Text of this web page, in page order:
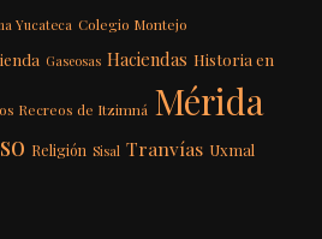
Yucateca Colegio Montejo
Gaseosas Haciendas Historia en
Recreos de Itzimná Mérida
Religión Sisal Tranvías Uxmal